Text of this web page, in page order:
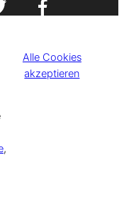
Made with
,
Alle Cookies
akzeptieren